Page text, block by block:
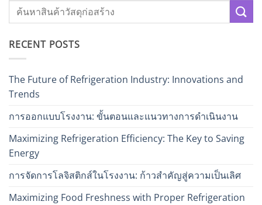
RECENT POSTS
The Future of Refrigeration Industry: Innovations and
Trends
การออกแบบโรงงาน: ขั้นตอนและแนวทางการดำเนินงาน
Maximizing Refrigeration Efficiency: The Key to Saving
Energy
การจัดการโลจิสติกส์ในโรงงาน: ก้าวสำคัญสู่ความเป็นเลิศ
Maximizing Food Freshness with Proper Refrigeration